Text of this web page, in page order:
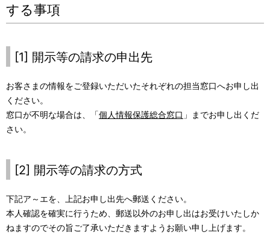
する事項
[1] 開示等の請求の申出先
お客さまの情報をご登録いただいたそれぞれの担当窓口へお申し出
ください。
窓口が不明な場合は、「個人情報保護総合窓口 」までお申し出くだ
さい。
[2] 開示等の請求の方式
下記ア～エを、上記お申し出先へ郵送ください。
本人確認を確実に行うため、郵送以外のお申し出はお受けいたしか
ねますのでその旨ご了承いただきますようお願い申し上げます。